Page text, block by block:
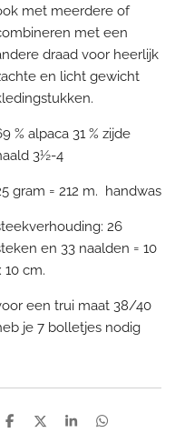
met meerdere of
met een
draad voor heerlijk
en licht gewicht
% alpaca 31 % zijde
3½-4
gram = 212 m. handwas
26
en 33 naalden = 10
10 cm.
een trui maat 38/40
je 7 bolletjes nodig
D
D
S
D